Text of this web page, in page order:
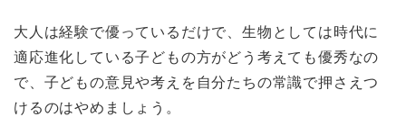
大人は経験で優っているだけで、生物としては時代に
適応進化している子どもの方がどう考えても優秀なの
で、子どもの意見や考えを自分たちの常識で押さえつ
けるのはやめましょう。